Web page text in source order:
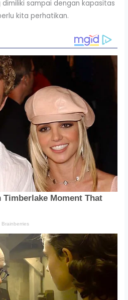
sampai dengan kapasitas
kita perhatikan.